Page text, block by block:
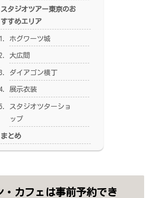
スタジオツアー東京のお
すすめエリア
ホグワーツ城
大広間
ダイアゴン横丁
展示衣装
スタジオツターショ
ップ
まとめ
・カフェは事前予約でき